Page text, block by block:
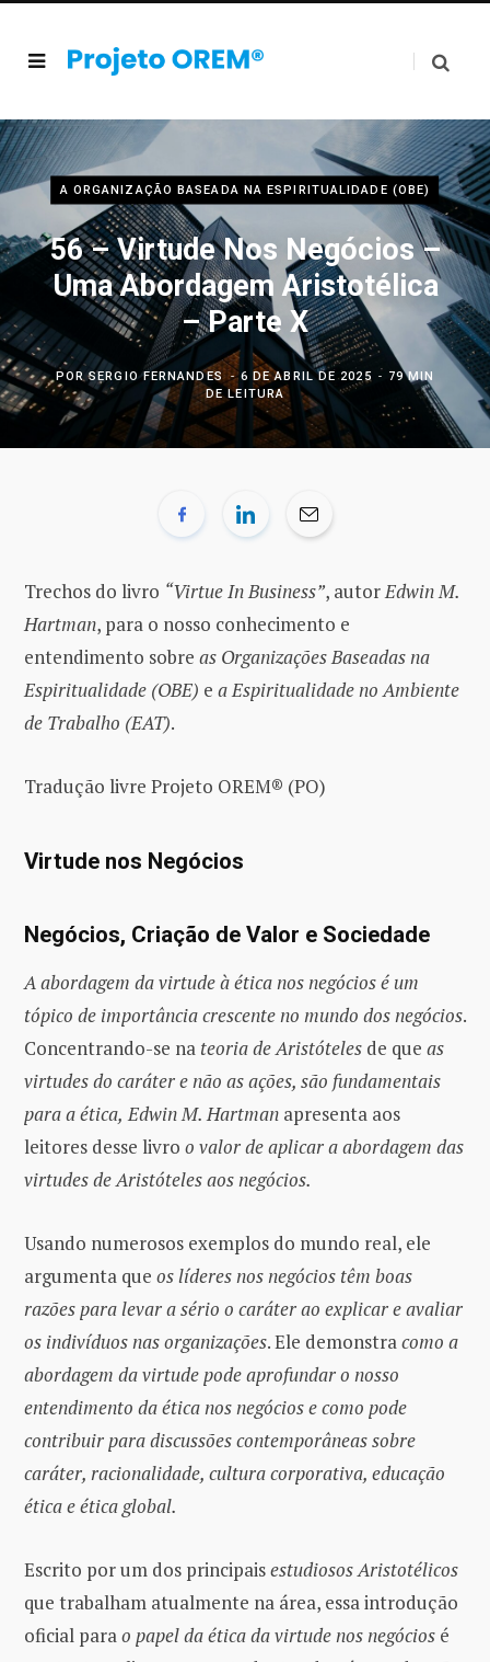
A ORGANIZAÇÃO BASEADA NA ESPIRITUALIDADE (OBE)
56 – Virtude Nos Negócios –
Uma Abordagem Aristotélica
– Parte X
PORSERGIO FERNANDES 6 DE ABRIL DE 2025
79 MIN
DE LEITURA
Trechos do livro “Virtue In Business”, autorEdwin M.
Hartman, para o nosso conhecimento e
entendimento sobre as Organizações Baseadas na
Espiritualidade (OBE) e a Espiritualidade no Ambiente
de Trabalho (EAT).
Tradução livre Projeto OREM® (PO)
Virtude nos Negócios
Negócios, Criação de Valor e Sociedade
A abordagem da virtude à ética nos negócios é um
tópico de importância crescente no mundo dos negócios.
Concentrando-se na teoria de Aristóteles de que as
virtudes do carátere não as ações, são fundamentais
para a ética, Edwin M. Hartman apresenta aos
leitores desse livro o valor de aplicar a abordagem das
virtudes de Aristóteles aos negócios.
Usando numerosos exemplos do mundo real, ele
argumenta que os líderes nos negócios têm boas
razões para levar a sério o caráter ao explicar e avaliar
os indivíduos nas organizações. Ele demonstracomo a
abordagem da virtude pode aprofundar o nosso
entendimento da ética nos negócios e como pode
contribuir para discussões contemporâneas sobre
caráter, racionalidade, cultura corporativa, educação
ética e ética global.
Escrito por um dos principaisestudiosos Aristotélicos
que trabalham atualmente na área, essa introdução
oficial parao papel da ética da virtude nos negócios é